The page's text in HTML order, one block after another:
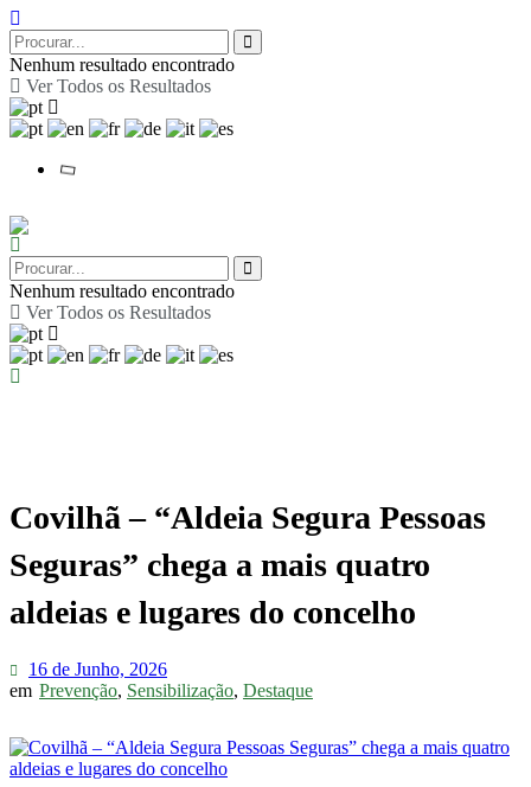
Nenhum resultado encontrado
Ver Todos os Resultados
Nenhum resultado encontrado
Ver Todos os Resultados
Covilhã – “Aldeia Segura Pessoas
Seguras” chega a mais quatro
aldeias e lugares do concelho
16 de Junho, 2026
em Prevenção, Sensibilização, Destaque